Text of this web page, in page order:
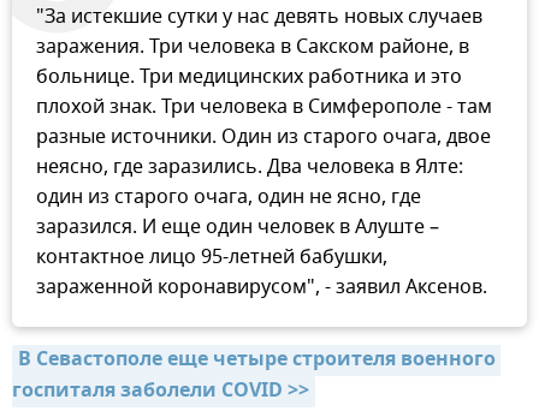
"За истекшие сутки у нас девять новых случаев
заражения. Три человека в Сакском районе, в
больнице. Три медицинских работника и это
плохой знак. Три человека в Симферополе - там
разные источники. Один из старого очага, двое
неясно, где заразились. Два человека в Ялте:
один из старого очага, один не ясно, где
заразился. И еще один человек в Алуште –
контактное лицо 95-летней бабушки,
зараженной коронавирусом", - заявил Аксенов.
В Севастополе еще четыре строителя военного
госпиталя заболели COVID >>